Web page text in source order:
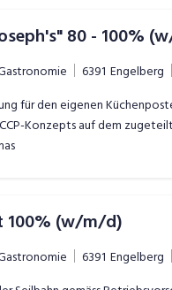
80 - 100%
6391 Engelberg
für den eigenen
Konzepts auf dem
100% (w/m/d)
6391 Engelberg